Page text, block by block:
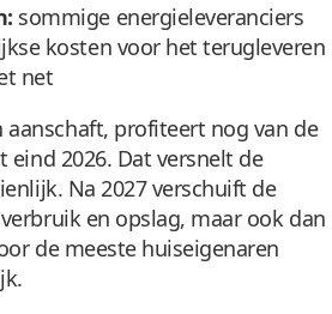
sommige energieleveranciers
kosten voor het terugleveren
net
aanschaft, profiteert nog van de
2026. Dat versnelt de
Na 2027 verschuift de
en opslag, maar ook dan
de meeste huiseigenaren